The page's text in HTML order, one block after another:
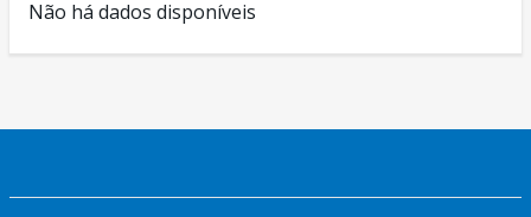
Não há dados disponíveis